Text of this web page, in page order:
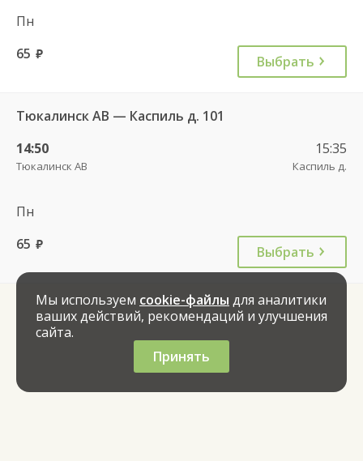
Пн
65 руб. Выбрать
Тюкалинск АВ — Каспиль д. 101
14:50
Тюкалинск АВ
15:35
Каспиль д.
Пн
65 руб. Выбрать
Мы используем cookie-файлы для аналитики
ваших действий, рекомендаций и улучшения
сайта.
Принять